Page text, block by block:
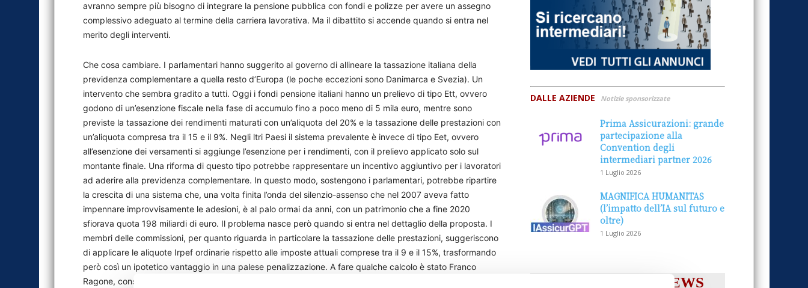
avranno sempre più bisogno di integrare la pensione pubblica con fondi e polizze per avere un assegno
complessivo adeguato al termine della carriera lavorativa. Ma il dibattito si accende quando si entra nel
merito degli interventi.
Che cosa cambiare. I parlamentari hanno suggerito al governo di allineare la tassazione italiana della
previdenza complementare a quella resto d’Europa (le poche eccezioni sono Danimarca e Svezia). Un
intervento che sembra gradito a tutti. Oggi i fondi pensione italiani hanno un prelievo di tipo Ett, ovvero
godono di un’esenzione fiscale nella fase di accumulo fino a poco meno di 5 mila euro, mentre sono
previste la tassazione dei rendimenti maturati con un’aliquota del 20% e la tassazione delle prestazioni con
un’aliquota compresa tra il 15 e il 9%. Negli ltri Paesi il sistema prevalente è invece di tipo Eet, ovvero
all’esenzione dei versamenti si aggiunge l’esenzione per i rendimenti, con il prelievo applicato solo sul
montante finale. Una riforma di questo tipo potrebbe rappresentare un incentivo aggiuntivo per i lavoratori
ad aderire alla previdenza complementare. In questo modo, sostengono i parlamentari, potrebbe ripartire
la crescita di una sistema che, una volta finita l’onda del silenzio-assenso che nel 2007 aveva fatto
impennare improvvisamente le adesioni, è al palo ormai da anni, con un patrimonio che a fine 2020
sfiorava quota 198 miliardi di euro. Il problema nasce però quando si entra nel dettaglio della proposta. I
membri delle commissioni, per quanto riguarda in particolare la tassazione delle prestazioni, suggeriscono
di applicare le aliquote Irpef ordinarie rispetto alle imposte attuali comprese tra il 9 e il 15%, trasformando
però così un ipotetico vantaggio in una palese penalizzazione. A fare qualche calcolo è stato Franco
Ragone, consulente finanziario esperto di previdenza complementare, che ha verificato le differenze tra i
DALLE AZIENDE Notizie sponsorizzate
Prima Assicurazioni: grande
partecipazione alla
Convention degli
intermediari partner 2026
1 Luglio 2026
MAGNIFICA HUMANITAS
(l’impatto dell’IA sul futuro e
oltre)
1 Luglio 2026
IL MENSILE ASSINEWS